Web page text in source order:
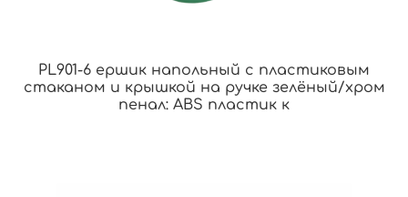
PL901-6 ершик напольный с пластиковым
стаканом и крышкой на ручке зелёный/хром
пенал: ABS пластик к